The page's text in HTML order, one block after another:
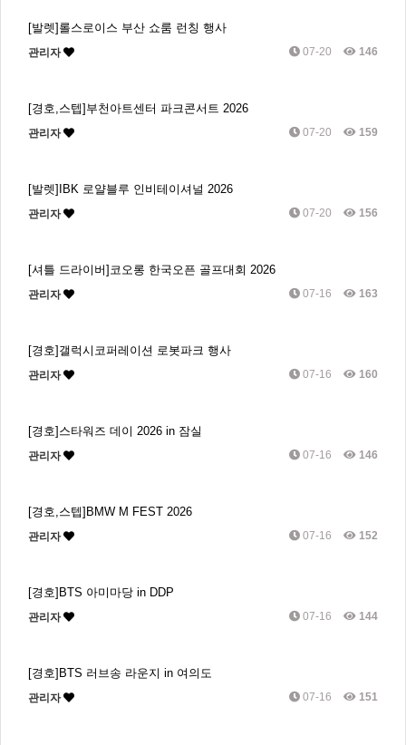
[발렛]롤스로이스 부산 쇼룸 런칭 행사
관리자 07-20 146
[경호,스텝]부천아트센터 파크콘서트 2026
관리자 07-20 159
[발렛]IBK 로얄블루 인비테이셔널 2026
관리자 07-20 156
[셔틀 드라이버]코오롱 한국오픈 골프대회 2026
관리자 07-16 163
[경호]갤럭시코퍼레이션 로봇파크 행사
관리자 07-16 160
[경호]스타워즈 데이 2026 in 잠실
관리자 07-16 146
[경호,스텝]BMW M FEST 2026
관리자 07-16 152
[경호]BTS 아미마당 in DDP
관리자 07-16 144
[경호]BTS 러브송 라운지 in 여의도
관리자 07-16 151